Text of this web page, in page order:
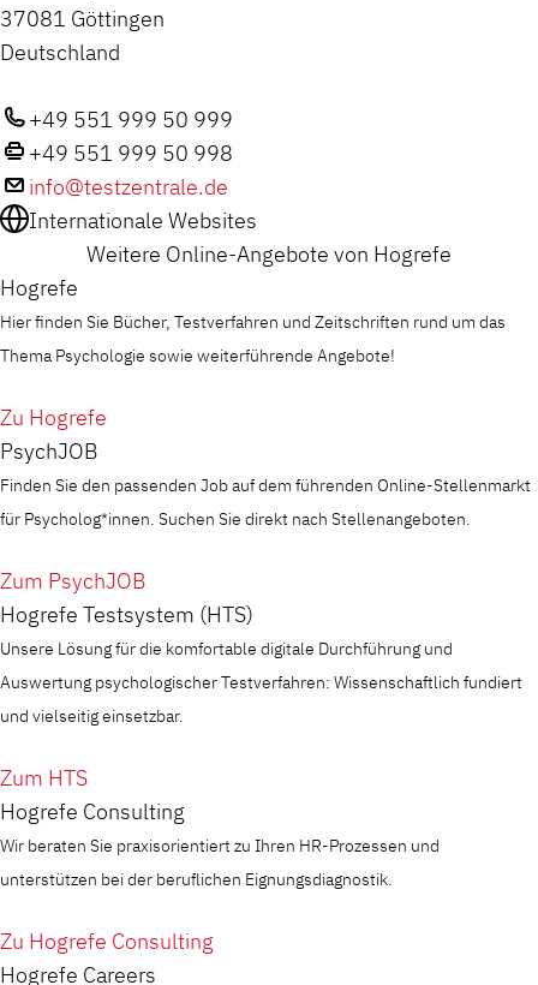
37081 Göttingen
Deutschland
+49 551 999 50 999
+49 551 999 50 998
info@testzentrale.de
Internationale Websites
Weitere Online-Angebote von Hogrefe
Hogrefe
Hier finden Sie Bücher, Testverfahren und Zeitschriften rund um das
Thema Psychologie sowie weiterführende Angebote!
Zu Hogrefe
PsychJOB
Finden Sie den passenden Job auf dem führenden Online-Stellenmarkt
für Psycholog*innen. Suchen Sie direkt nach Stellenangeboten.
Zum PsychJOB
Hogrefe Testsystem (HTS)
Unsere Lösung für die komfortable digitale Durchführung und
Auswertung psychologischer Testverfahren: Wissenschaftlich fundiert
und vielseitig einsetzbar.
Zum HTS
Hogrefe Consulting
Wir beraten Sie praxisorientiert zu Ihren HR-Prozessen und
unterstützen bei der beruflichen Eignungsdiagnostik.
Zu Hogrefe Consulting
Hogrefe Careers